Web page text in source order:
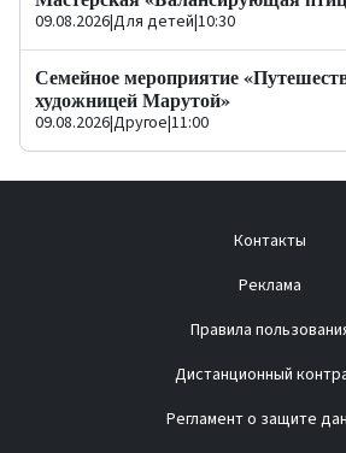
09.08.2026|Для детей|10:30
Семейное мероприятие
художницей Марутой»
09.08.2026|Другое|11:00
Контакты
Реклама
Правила
Дистанционный
Регламент о защите